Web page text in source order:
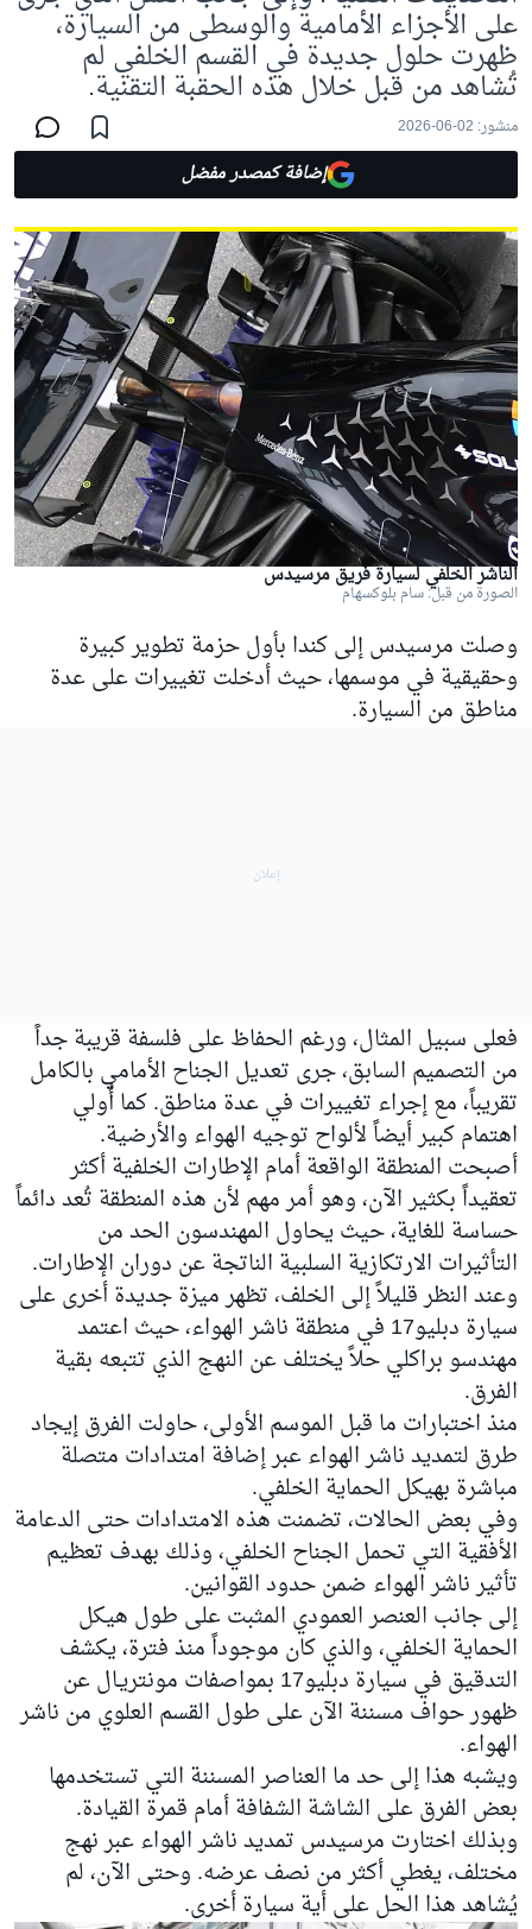
على الأجزاء الأمامية والوسطى من السيارة،
ظهرت حلول جديدة في القسم الخلفي لم
تُشاهد من قبل خلال هذه الحقبة التقنية.
منشور: 02-06-2026
إضافة كمصدر مفضل
الناشر الخلفي لسيارة فريق مرسيدس
الصورة من قبل: سام بلوكسهام
وصلت مرسيدسإلى كندا بأول حزمة تطوير كبيرة
وحقيقية في موسمها، حيث أدخلت تغييرات على عدة
مناطق من السيارة.
فعلى سبيل المثال، ورغم الحفاظ على فلسفة قريبة جداً
من التصميم السابق، جرى تعديل الجناح الأمامي بالكامل
تقريباً، مع إجراء تغييرات في عدة مناطق. كما أُولي
اهتمام كبير أيضاً لألواح توجيه الهواء والأرضية.
أصبحت المنطقة الواقعة أمام الإطارات الخلفية أكثر
تعقيداً بكثير الآن، وهو أمر مهم لأن هذه المنطقة تُعد دائماً
حساسة للغاية، حيث يحاول المهندسون الحد من
التأثيرات الارتكازية السلبية الناتجة عن دوران الإطارات.
وعند النظر قليلاً إلى الخلف، تظهر ميزة جديدة أخرى على
سيارة دبليو17 في منطقة ناشر الهواء، حيث اعتمد
مهندسو براكلي حلاً يختلف عن النهج الذي تتبعه بقية
الفرق.
منذ اختبارات ما قبل الموسم الأولى، حاولت الفرق إيجاد
طرق لتمديد ناشر الهواء عبر إضافة امتدادات متصلة
مباشرة بهيكل الحماية الخلفي.
وفي بعض الحالات، تضمنت هذه الامتدادات حتى الدعامة
الأفقية التي تحمل الجناح الخلفي، وذلك بهدف تعظيم
تأثير ناشر الهواء ضمن حدود القوانين.
إلى جانب العنصر العمودي المثبت على طول هيكل
الحماية الخلفي، والذي كان موجوداً منذ فترة، يكشف
التدقيق في سيارة دبليو17 بمواصفات مونتريـال عن
ظهور حواف مسننة الآن على طول القسم العلوي من ناشر
الهواء.
ويشبه هذا إلى حد ما العناصر المسننة التي تستخدمها
بعض الفرق على الشاشة الشفافة أمام قمرة القيادة.
وبذلك اختارت مرسيدس تمديد ناشر الهواء عبر نهج
مختلف، يغطي أكثر من نصف عرضه. وحتى الآن، لم
يُشاهد هذا الحل على أية سيارة أخرى.